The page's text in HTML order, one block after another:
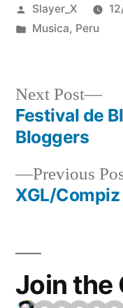
Posted
by
Slayer_X
Posted
Musica, Peru
Post
Previous
XGL/
Next Post
Festival de
Bloggers
Join the